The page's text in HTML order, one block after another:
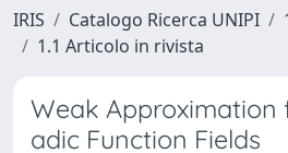
IRIS Catalogo Ricerca UNIPI
1.1 Articolo in rivista
Weak Approximation
adic Function Fields